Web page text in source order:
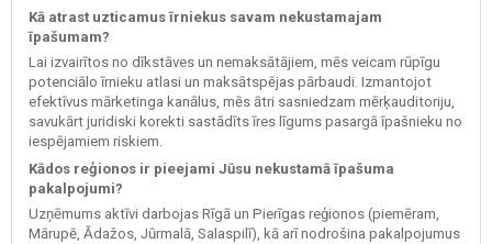
Kā atrast uzticamus īrniekus savam nekustamajam
īpašumam?
Lai izvairītos no dīkstāves un nemaksātājiem, mēs veicam rūpīgu
potenciālo īrnieku atlasi un maksātspējas pārbaudi. Izmantojot
efektīvus mārketinga kanālus, mēs ātri sasniedzam mērķauditoriju,
savukārt juridiski korekti sastādīts īres līgums pasargā īpašnieku no
iespējamiem riskiem.
Kādos reģionos ir pieejami Jūsu nekustamā īpašuma
pakalpojumi?
Uzņēmums aktīvi darbojas Rīgā un Pierīgas reģionos (piemēram,
Mārupē, Ādažos, Jūrmalā, Salaspilī), kā arī nodrošina pakalpojumus